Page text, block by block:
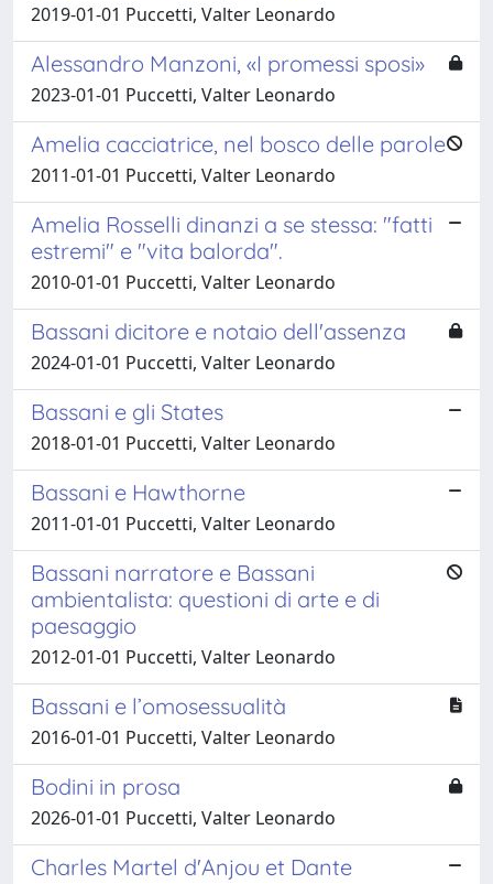
2019-01-01 Puccetti, Valter Leonardo
Alessandro Manzoni, «I promessi sposi»
2023-01-01 Puccetti, Valter Leonardo
Amelia cacciatrice, nel bosco delle parole
2011-01-01 Puccetti, Valter Leonardo
Amelia Rosselli dinanzi a se stessa: "fatti
estremi" e "vita balorda".
2010-01-01 Puccetti, Valter Leonardo
Bassani dicitore e notaio dell'assenza
2024-01-01 Puccetti, Valter Leonardo
Bassani e gli States
2018-01-01 Puccetti, Valter Leonardo
Bassani e Hawthorne
2011-01-01 Puccetti, Valter Leonardo
Bassani narratore e Bassani
ambientalista: questioni di arte e di
paesaggio
2012-01-01 Puccetti, Valter Leonardo
Bassani e l’omosessualità
2016-01-01 Puccetti, Valter Leonardo
Bodini in prosa
2026-01-01 Puccetti, Valter Leonardo
Charles Martel d'Anjou et Dante